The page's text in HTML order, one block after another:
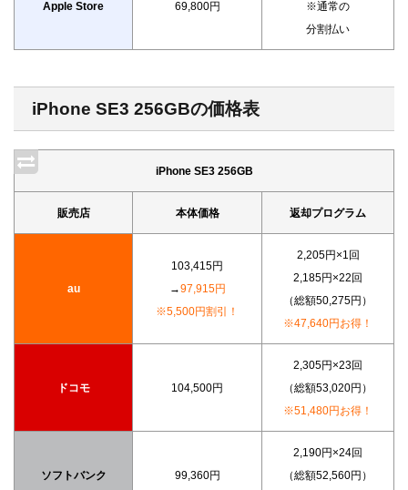
Apple Store 69,800円
※通常の
分割払い
iPhone SE3 256GBの価格表
iPhone SE3 256GB
販売店 本体価格 返却プログラム
au
103,415円
→97,915円
※5,500円割引！
2,205円×1回
2,185円×22回
（総額50,275円）
※47,640円お得！
ドコモ 104,500円
2,305円×23回
（総額53,020円）
※51,480円お得！
ソフトバンク 99,360円
2,190円×24回
（総額52,560円）